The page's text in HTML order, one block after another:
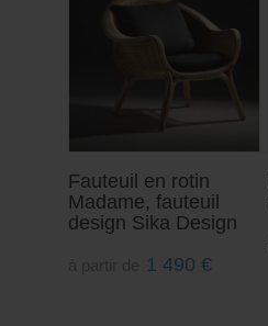
Fauteuil en rotin
Madame, fauteuil
design Sika Design
1 490€